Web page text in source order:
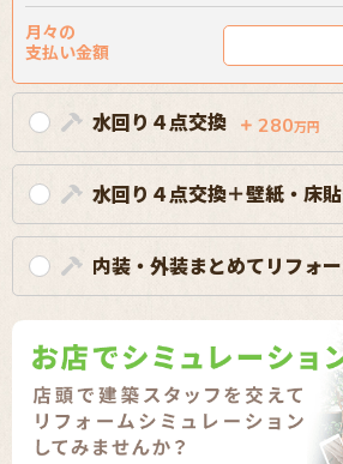
月々の
支払い金額
水回り４点交換 280万円
水回り４点交換＋壁紙・床
内装・外装まとめてリフォ